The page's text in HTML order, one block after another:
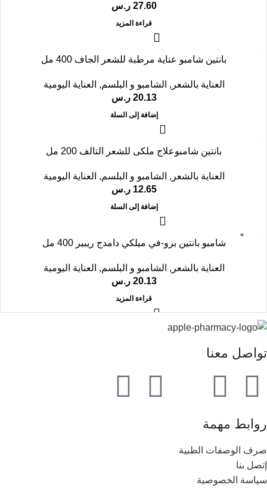
27.60 ر.س
قراءة المزيد
بانتين شامبو عناية مرطبة للشعر الجاف 400 مل
العناية بالشعر , الشامبو و البلسم, العناية اليومية
20.13 ر.س
إضافة إلى السلة
بانتين شامبوعلاج ملكى للشعر التالف 200 مل
العناية بالشعر , الشامبو و البلسم, العناية اليومية
12.65 ر.س
إضافة إلى السلة
SOLD
شامبو بانتين برو-في ميلكي دامدج ريبير 400 مل
العناية بالشعر , الشامبو و البلسم, العناية اليومية
20.13 ر.س
قراءة المزيد
تواصل معنا
روابط مهمة
صرف الوصفات الطبية
إتصل بنا
سياسة الخصوصية